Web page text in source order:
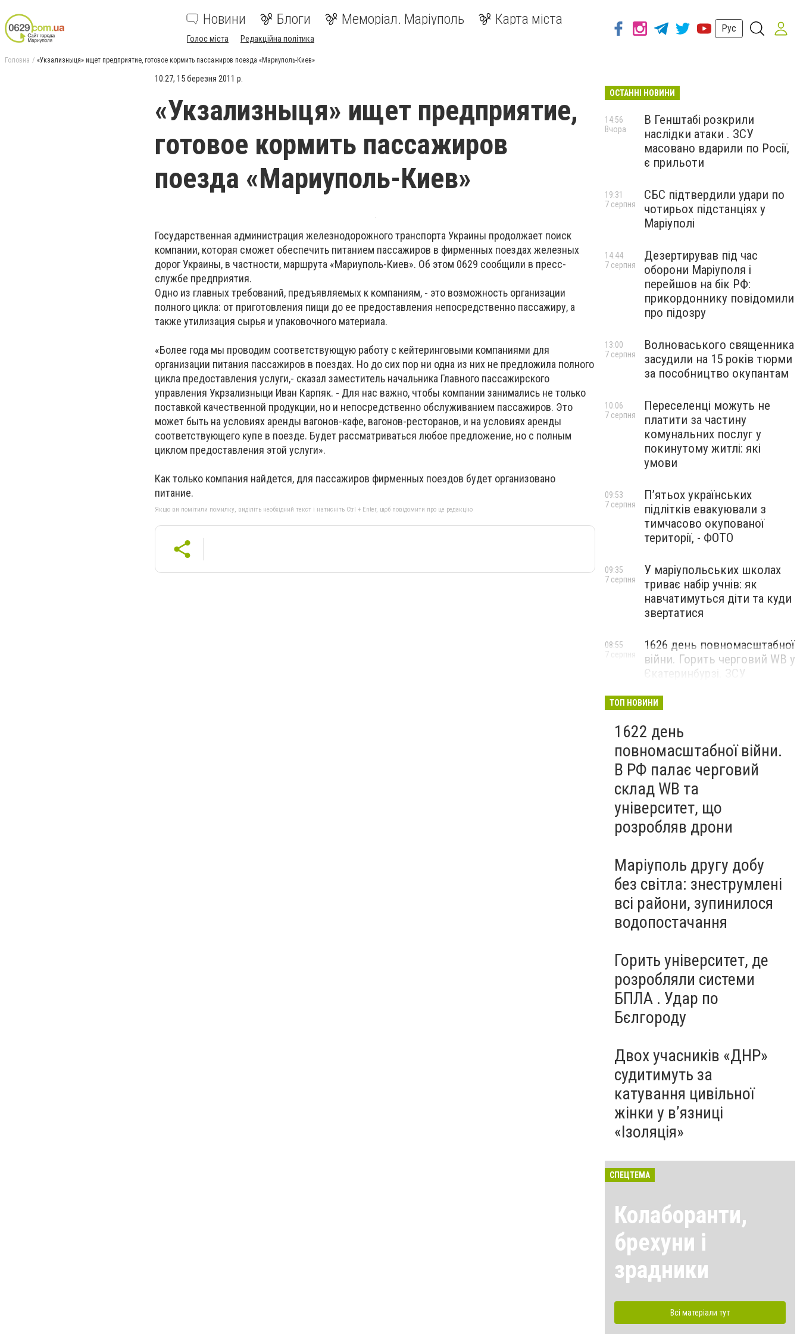
Новини Блоги Меморіал. Маріуполь Карта міста
Голос міста Редакційна політика
Рус
Головна «Укзализныця» ищет предприятие, готовое кормить пассажиров поезда «Мариуполь-Киев»
10:27, 15 березня 2011 р.
«Укзализныця» ищет предприятие,
готовое кормить пассажиров
поезда «Мариуполь-Киев»
Государственная администрация железнодорожного транспорта Украины продолжает поиск
компании, которая сможет обеспечить питанием пассажиров в фирменных поездах железных
дорог Украины, в частности, маршрута «Мариуполь-Киев». Об этом 0629 сообщили в пресс-
службе предприятия.
Одно из главных требований, предъявляемых к компаниям, - это возможность организации
полного цикла: от приготовления пищи до ее предоставления непосредственно пассажиру, а
также утилизация сырья и упаковочного материала.
«Более года мы проводим соответствующую работу с кейтеринговыми компаниями для
организации питания пассажиров в поездах. Но до сих пор ни одна из них не предложила полного
цикла предоставления услуги,- сказал заместитель начальника Главного пассажирского
управления Укрзализныци Иван Карпяк. - Для нас важно, чтобы компании занимались не только
поставкой качественной продукции, но и непосредственно обслуживанием пассажиров. Это
может быть на условиях аренды вагонов-кафе, вагонов-ресторанов, и на условиях аренды
соответствующего купе в поезде. Будет рассматриваться любое предложение, но с полным
циклом предоставления этой услуги».
Как только компания найдется, для пассажиров фирменных поездов будет организовано
питание.
Якщо ви помітили помилку, виділіть необхідний текст і натисніть Ctrl + Enter, щоб повідомити про це редакцію
ОСТАННІ НОВИНИ
В Генштабі розкрили
наслідки атаки . ЗСУ
масовано вдарили по Росії,
є прильоти
14:56
Вчора
СБС підтвердили удари по
чотирьох підстанціях у
Маріуполі
19:31
7 серпня
Дезертирував під час
оборони Маріуполя і
перейшов на бік РФ:
прикордоннику повідомили
про підозру
14:44
7 серпня
Волноваського священника
засудили на 15 років тюрми
за пособництво окупантам
13:00
7 серпня
Переселенці можуть не
платити за частину
комунальних послуг у
покинутому житлі: які
умови
10:06
7 серпня
П’ятьох українських
підлітків евакуювали з
тимчасово окупованої
території, - ФОТО
09:53
7 серпня
У маріупольських школах
триває набір учнів: як
навчатимуться діти та куди
звертатися
09:35
7 серпня
1626 день повномасштабної
війни. Горить черговий WB у
Єкатеринбурзі. ЗСУ
Маріуполі
08:55
7 серпня
ТОП НОВИНИ
1622 день
повномасштабної війни.
В РФ палає черговий
склад WB та
університет, що
розробляв дрони
Маріуполь другу добу
без світла: знеструмлені
всі райони, зупинилося
водопостачання
Горить університет, де
розробляли системи
БПЛА . Удар по
Бєлгороду
Двох учасників «ДНР»
судитимуть за
катування цивільної
жінки у в’язниці
«Ізоляція»
СПЕЦТЕМА
Колаборанти,
брехуни і
зрадники
Всі матеріали тут